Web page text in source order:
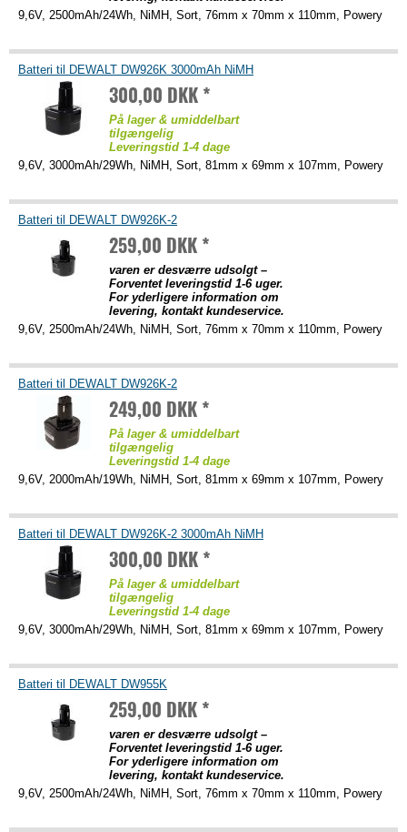
9,6V, 2500mAh/24Wh, NiMH, Sort, 76mm x 70mm x 110mm, Powery
Batteri til DEWALT DW926K 3000mAh NiMH
300,00 DKK *
På lager & umiddelbart
tilgængelig
Leveringstid 1-4 dage
9,6V, 3000mAh/29Wh, NiMH, Sort, 81mm x 69mm x 107mm, Powery
Batteri til DEWALT DW926K-2
259,00 DKK *
varen er desværre udsolgt –
Forventet leveringstid 1-6 uger.
For yderligere information om
levering, kontakt kundeservice.
9,6V, 2500mAh/24Wh, NiMH, Sort, 76mm x 70mm x 110mm, Powery
Batteri til DEWALT DW926K-2
249,00 DKK *
På lager & umiddelbart
tilgængelig
Leveringstid 1-4 dage
9,6V, 2000mAh/19Wh, NiMH, Sort, 81mm x 69mm x 107mm, Powery
Batteri til DEWALT DW926K-2 3000mAh NiMH
300,00 DKK *
På lager & umiddelbart
tilgængelig
Leveringstid 1-4 dage
9,6V, 3000mAh/29Wh, NiMH, Sort, 81mm x 69mm x 107mm, Powery
Batteri til DEWALT DW955K
259,00 DKK *
varen er desværre udsolgt –
Forventet leveringstid 1-6 uger.
For yderligere information om
levering, kontakt kundeservice.
9,6V, 2500mAh/24Wh, NiMH, Sort, 76mm x 70mm x 110mm, Powery